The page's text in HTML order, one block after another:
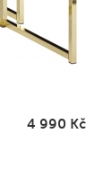
4 990 Kč